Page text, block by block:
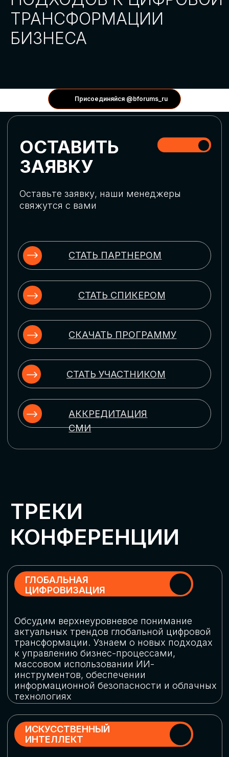
Присоединяйся @bforums_ru
Выясним, как в наши дни уверенно
защищать свой бизнес от киберугроз
ГЛОБАЛЬНАЯ
ЦИФРОВИЗАЦИЯ
актуальных трендов глобальной цифровой
трансформации. Узнаем о новых подходах
массовом использовании ИИ-
инструментов, обеспечении
ИСКУССТВЕННЫЙ
Узнаем как компании адаптируются к
новой ИИ-реальности. Как ИИ-
сотрудники становятся
«полноправными» членами команды, как
ИИ-помощники забирают на себя рутину
и как можно значительно увеличить
производительность без огромных
затрат на нейросети
ЦИФРОВИЗАЦИЯ
МАРКЕТИНГА И ПРОДАЖ
Обменяемся опытом, какие ИИ-решения
в маркетинге и продажах наиболее
рекламными кампаниями показывают
наибольшую эффективность
ЦИФРОВИЗАЦИЯ
УПРАВЛЕНИЯ ПЕРСОНАЛОМ
Рассмотрим управление человеческим
комплексные решения для роста
производительности и кейсы
оптимизации процессов найма,
развития, оценки и удержания
РОБОТИЗАЦИЯ
Узнаем, в каких отраслях ИИ
«материализуется», какие роботы
решают сложные бизнес-задачи, а где
только обсуждают концепции
роботизации и потенциальные бюджеты
на тестирование образцов
ЦИФРОВИЗАЦИЯ
КЛИЕНТСКОГО СЕРВИСА
Разберем кейсы в сфере цифровизации